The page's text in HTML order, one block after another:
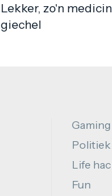
Lekker, zo'n
giechel
Gaming
Politiek
Life
Fun